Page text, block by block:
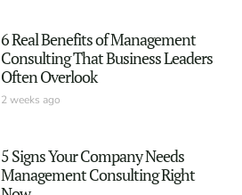
6 Real Benefits of Management
Consulting That Business Leaders
Often Overlook
2 weeks ago
5 Signs Your Company Needs
Management Consulting Right